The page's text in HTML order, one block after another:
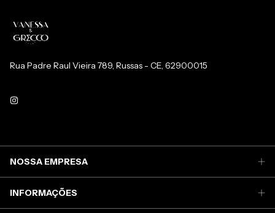
Rua Padre Raul Vieira 789, Russas - CE, 62900015
NOSSA EMPRESA
INFORMAÇÕES